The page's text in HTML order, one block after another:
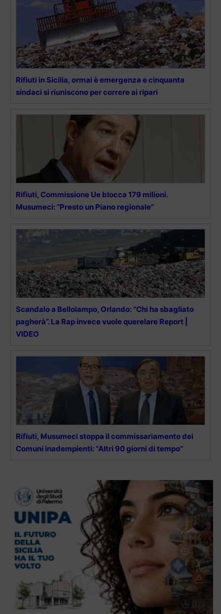
Rifiuti in Sicilia, ormai è emergenza e cinquanta
sindaci si riuniscono per correre ai ripari
Rifiuti, Commissione Ue blocca 179 milioni.
Musumeci: “Presto un Piano regionale”
Scandalo a Bellolampo, Orlando: “Chi ha sbagliato
pagherà”. La Rap invece vuole querelare Report |
VIDEO
Rifiuti, Musumeci stoppa il commissariamento dei
Comuni inadempienti: “Altri 90 giorni di tempo”